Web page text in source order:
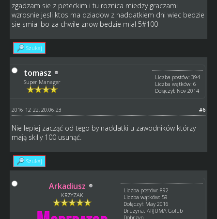
zgadzam sie z peteckim i tu roznica miedzy graczami
wzrosnie jesli ktos ma dziadow z naddatkiem dni wiec bedzie
sie smial bo za chwile znow bedzie mial 5#100
Szukaj
tomasz
Super Manager
Liczba postów: 394
Liczba wątków: 6
Dołączył: Nov 2014
#6
2016-12-22, 20:06:23
Nie lepiej zacząć od tego by naddatki u zawodników którzy
mają skilly 100 usunąć.
Szukaj
Arkadiusz
KRZYZAK
Liczba postów: 892
Liczba wątków: 59
Dołączył: May 2016
Drużyna: ARJUMA Golub-
Dobrzyn